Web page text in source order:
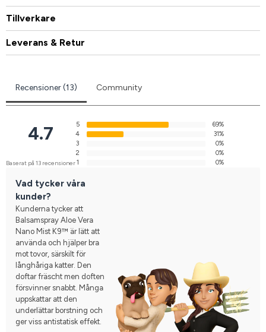
Tillverkare
Leverans & Retur
Recensioner (13) Community
4.7
Baserat på 13 recensioner
5
69%
4
31%
3
0%
2
0%
1
0%
Vad tycker våra
kunder?
Kunderna tycker att
Balsamspray Aloe Vera
Nano Mist K9™ är lätt att
använda och hjälper bra
mot tovor, särskilt för
långhåriga katter. Den
doftar fräscht men doften
försvinner snabbt. Många
uppskattar att den
underlättar borstning och
ger viss antistatisk effekt.